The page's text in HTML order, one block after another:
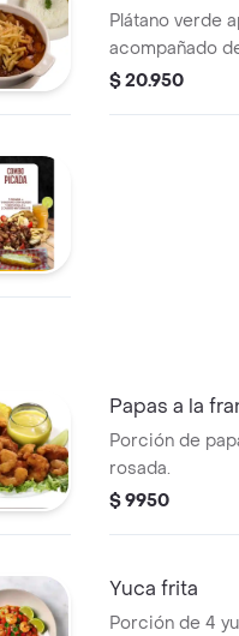
Plátano verde
acompañado
$ 20.950
Papas a la
Porción de
rosada.
$ 9950
Yuca frita
Porción de 4